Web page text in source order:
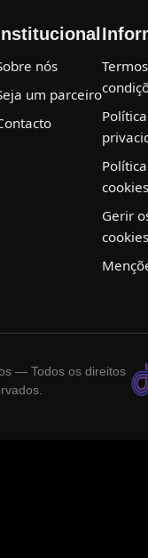
nós
um parceiro
cookies
Gerir
cookies
— Todos os direitos